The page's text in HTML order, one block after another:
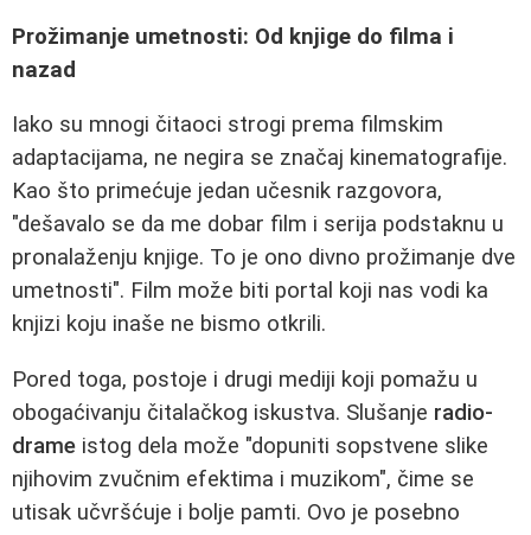
Prožimanje umetnosti: Od knjige do filma i
nazad
Iako su mnogi čitaoci strogi prema filmskim
adaptacijama, ne negira se značaj kinematografije.
Kao što primećuje jedan učesnik razgovora,
"dešavalo se da me dobar film i serija podstaknu u
pronalaženju knjige. To je ono divno prožimanje dve
umetnosti". Film može biti portal koji nas vodi ka
knjizi koju inaše ne bismo otkrili.
Pored toga, postoje i drugi mediji koji pomažu u
obogaćivanju čitalačkog iskustva. Slušanje radio-
drame istog dela može "dopuniti sopstvene slike
njihovim zvučnim efektima i muzikom", čime se
utisak učvršćuje i bolje pamti. Ovo je posebno